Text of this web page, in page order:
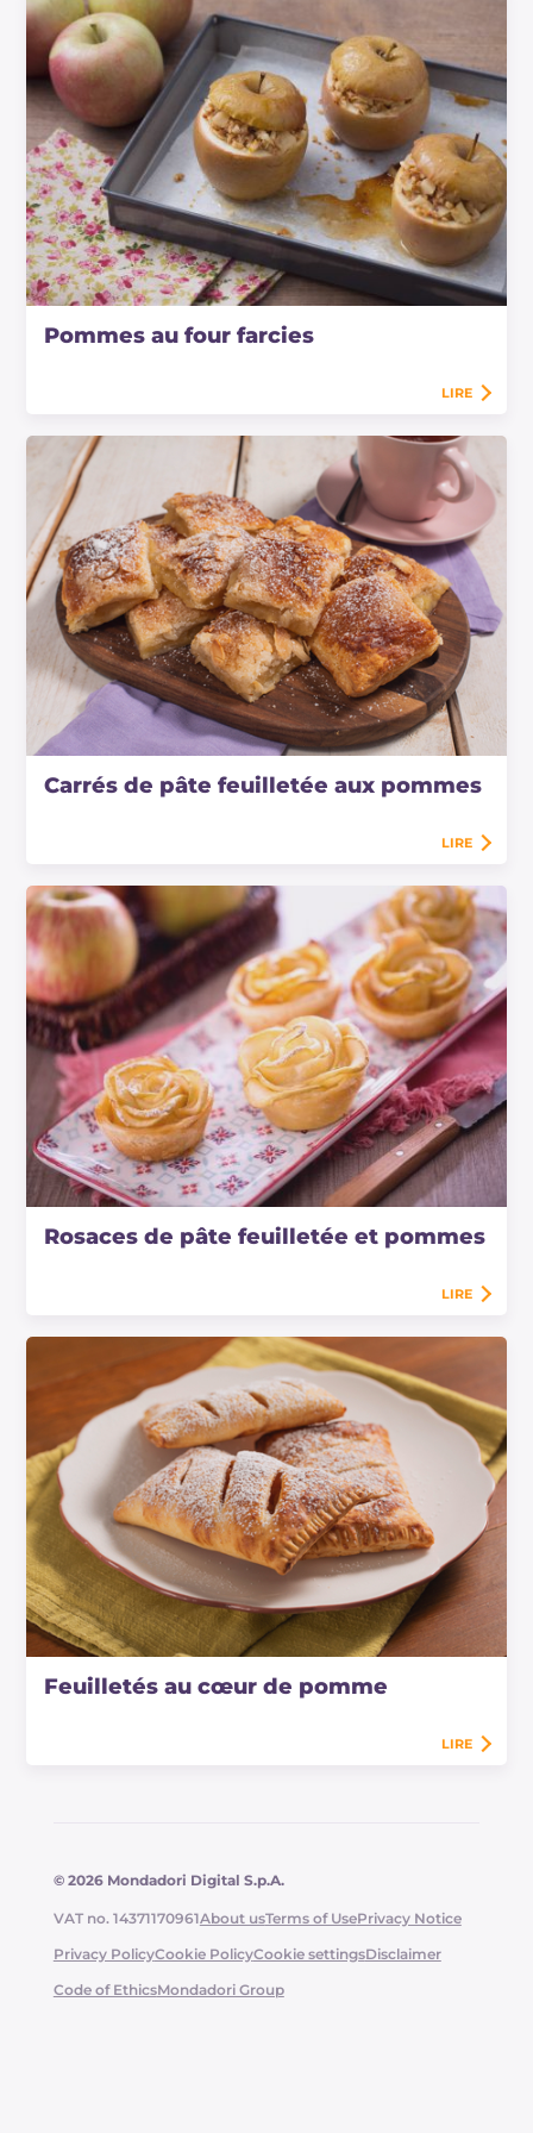
Pommes au four farcies
LIRE
Carrés de pâte feuilletée aux pommes
LIRE
Rosaces de pâte feuilletée et pommes
LIRE
Feuilletés au cœur de pomme
LIRE
© 2026 Mondadori Digital S.p.A.
VAT no. 14371170961About usTerms of UsePrivacy Notice
Privacy PolicyCookie PolicyCookie settingsDisclaimer
Code of EthicsMondadori Group